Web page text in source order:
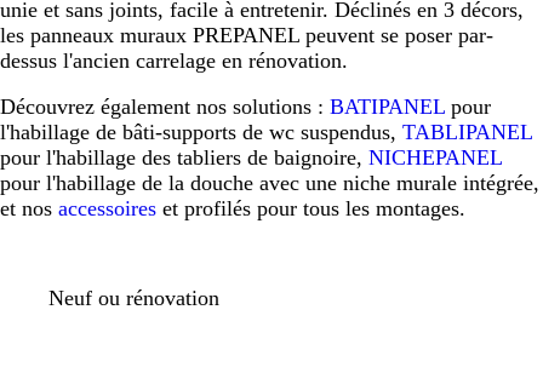
unie et sans joints, facile à entretenir. Déclinés en 3 décors,
les panneaux muraux PREPANEL peuvent se poser par-
dessus l'ancien carrelage en rénovation.
Découvrez également nos solutions : BATIPANEL pour
l'habillage de bâti-supports de wc suspendus, TABLIPANEL
pour l'habillage des tabliers de baignoire, NICHEPANEL
pour l'habillage de la douche avec une niche murale intégrée,
et nos accessoires et profilés pour tous les montages.
Neuf ou rénovation